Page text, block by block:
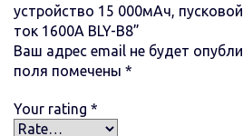
устройство 15 000мАч,
ток 1600A BLY-B8”
Ваш адрес email не будет
поля помечены *
Your rating *